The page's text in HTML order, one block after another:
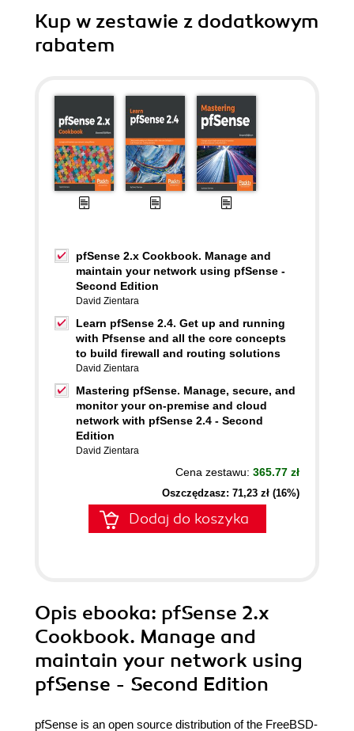
Kup w zestawie z dodatkowym
rabatem
pfSense 2.x Cookbook. Manage and
maintain your network using pfSense -
Second Edition
David Zientara
Learn pfSense 2.4. Get up and running
with Pfsense and all the core concepts
to build firewall and routing solutions
David Zientara
Mastering pfSense. Manage, secure, and
monitor your on-premise and cloud
network with pfSense 2.4 - Second
Edition
David Zientara
Cena zestawu: 365.77 zł
Oszczędzasz: 71,23 zł (16%)
Dodaj do koszyka
Opis ebooka: pfSense 2.x
Cookbook. Manage and
maintain your network using
pfSense - Second Edition
pfSense is an open source distribution of the FreeBSD-